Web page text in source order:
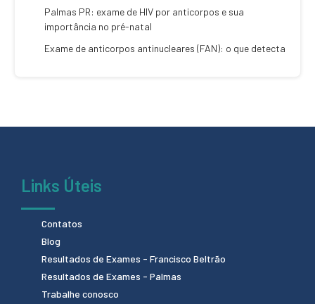
Palmas PR: exame de HIV por anticorpos e sua
importância no pré-natal
Exame de anticorpos antinucleares (FAN): o que detecta
Links Úteis
Contatos
Blog
Resultados de Exames - Francisco Beltrão
Resultados de Exames - Palmas
Trabalhe conosco